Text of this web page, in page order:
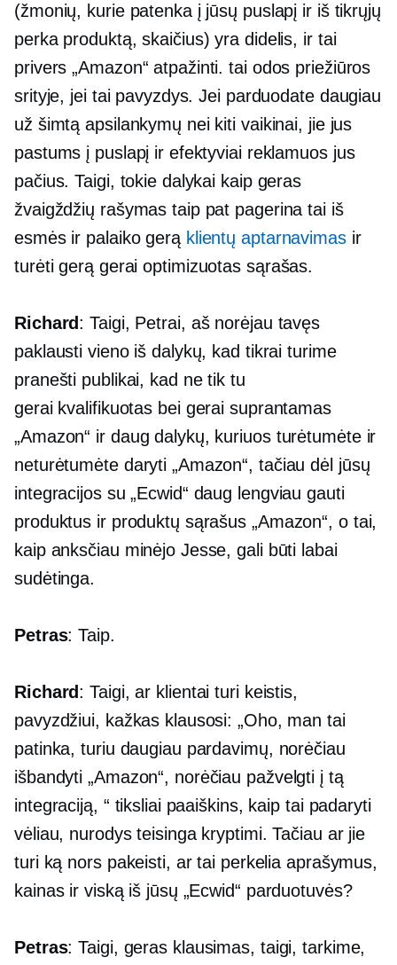
(žmonių, kurie patenka į jūsų puslapį ir iš tikrųjų
perka produktą, skaičius) yra didelis, ir tai
privers „Amazon“ atpažinti. tai odos priežiūros
srityje, jei tai pavyzdys. Jei parduodate daugiau
už šimtą apsilankymų nei kiti vaikinai, jie jus
pastums į puslapį ir efektyviai reklamuos jus
pačius. Taigi, tokie dalykai kaip geras
žvaigždžių rašymas taip pat pagerina tai iš
esmės ir palaiko gerą klientų aptarnavimasir
turėti gerą gerai optimizuotas sąrašas.
Richard: Taigi, Petrai, aš norėjau tavęs
paklausti vieno iš dalykų, kad tikrai turime
pranešti publikai, kad ne tik tu
gerai kvalifikuotas bei gerai suprantamas
„Amazon“ ir daug dalykų, kuriuos turėtumėte ir
neturėtumėte daryti „Amazon“, tačiau dėl jūsų
integracijos su „Ecwid“ daug lengviau gauti
produktus ir produktų sąrašus „Amazon“, o tai,
kaip anksčiau minėjo Jesse, gali būti labai
sudėtinga.
Petras: Taip.
Richard: Taigi, ar klientai turi keistis,
pavyzdžiui, kažkas klausosi: „Oho, man tai
patinka, turiu daugiau pardavimų, norėčiau
išbandyti „Amazon“, norėčiau pažvelgti į tą
integraciją, “ tiksliai paaiškins, kaip tai padaryti
vėliau, nurodys teisinga kryptimi. Tačiau ar jie
turi ką nors pakeisti, ar tai perkelia aprašymus,
kainas ir viską iš jūsų „Ecwid“ parduotuvės?
Petras: Taigi, geras klausimas, taigi, tarkime,